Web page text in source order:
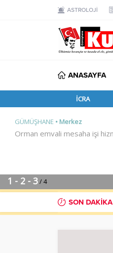
ASTROLOJİ
ANASAYFA
SON DAKİKA